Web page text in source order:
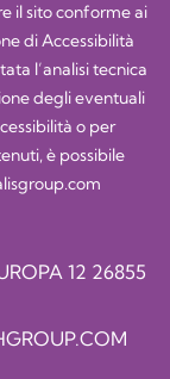
il sito conforme ai
di Accessibilità
l’analisi tecnica
degli eventuali
o per
è possibile
12 26855